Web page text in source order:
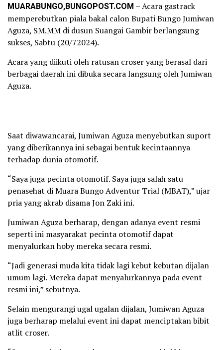
MUARABUNGO,BUNGOPOST.COM – Acara gastrack
memperebutkan piala bakal calon Bupati Bungo Jumiwan
Aguza, SM.MM di dusun Suangai Gambir berlangsung
sukses, Sabtu (20/72024).
Acara yang diikuti oleh ratusan croser yang berasal dari
berbagai daerah ini dibuka secara langsung oleh Jumiwan
Aguza.
Saat diwawancarai, Jumiwan Aguza menyebutkan suport
yang diberikannya ini sebagai bentuk kecintaannya
terhadap dunia otomotif.
“Saya juga pecinta otomotif. Saya juga salah satu
penasehat di Muara Bungo Adventur Trial (MBAT),” ujar
pria yang akrab disama Jon Zaki ini.
Jumiwan Aguza berharap, dengan adanya event resmi
seperti ini masyarakat pecinta otomotif dapat
menyalurkan hoby mereka secara resmi.
“Jadi generasi muda kita tidak lagi kebut kebutan dijalan
umum lagi. Mereka dapat menyalurkannya pada event
resmi ini,” sebutnya.
Selain mengurangi ugal ugalan dijalan, Jumiwan Aguza
juga berharap melalui event ini dapat menciptakan bibit
atlit croser.